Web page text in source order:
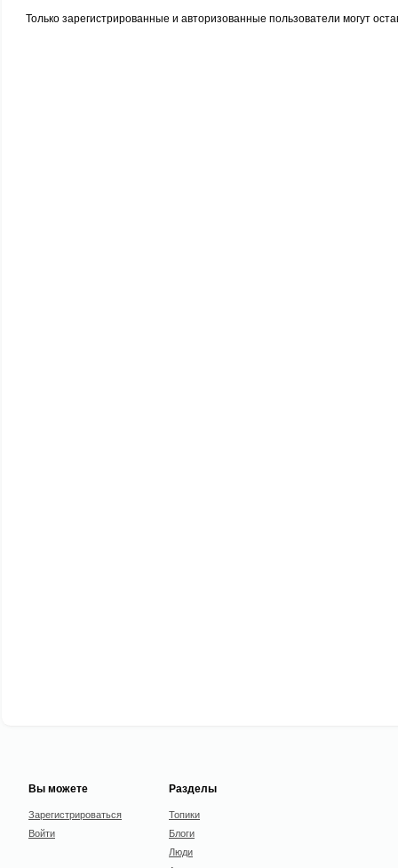
Только зарегистрированные и авторизованные пользователи могут
Вы можете
Зарегистрироваться
Войти
Разделы
Топики
Блоги
Люди